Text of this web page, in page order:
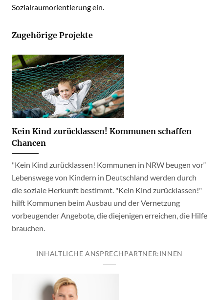
Sozialraumorientierung ein.
Zugehörige Projekte
Kein Kind zurücklassen! Kommunen schaffen
Chancen
"Kein Kind zurücklassen! Kommunen in NRW beugen vor“
Lebenswege von Kindern in Deutschland werden durch
die soziale Herkunft bestimmt. "Kein Kind zurücklassen!"
hilft Kommunen beim Ausbau und der Vernetzung
vorbeugender Angebote, die diejenigen erreichen, die Hilfe
brauchen.
INHALTLICHE ANSPRECHPARTNER:INNEN